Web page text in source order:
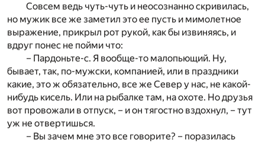
Совсем ведь чуть-чуть и неосознанно скривилась,
но мужик все же заметил это ее пусть и мимолетное
выражение, прикрыл рот рукой, как бы извиняясь, и
вдруг понес не пойми что:
– Пардоньте-с. Я вообще-то малопьющий. Ну,
бывает, так, по-мужски, компанией, или в праздники
какие, это ж обязательно, все же Север у нас, не какой-
нибудь кисель. Или на рыбалке там, на охоте. Но друзья
вот провожали в отпуск, – и он тягостно вздохнул, – тут
уж не отвертишься.
– Вы зачем мне это все говорите? – поразилась